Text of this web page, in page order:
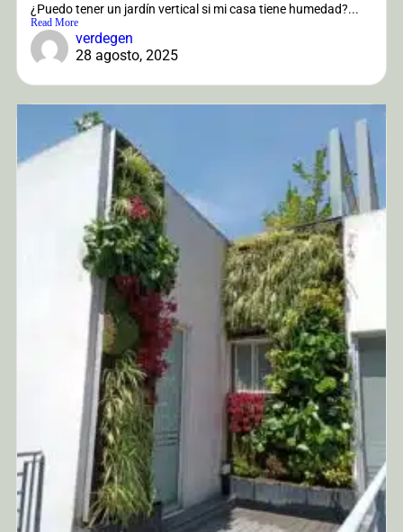
¿Puedo tener un jardín vertical si mi casa tiene humedad?...
Read More
verdegen
28 agosto, 2025